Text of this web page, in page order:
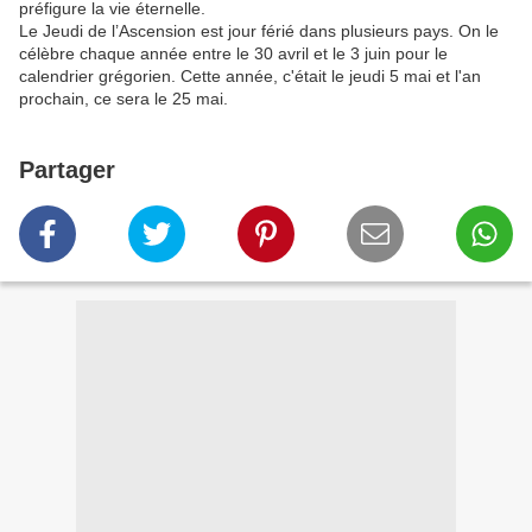
préfigure la vie éternelle.
Le Jeudi de l’Ascension est jour férié dans plusieurs pays. On le
célèbre chaque année entre le 30 avril et le 3 juin pour le
calendrier grégorien. Cette année, c'était le jeudi 5 mai et l'an
prochain, ce sera le 25 mai.
Partager